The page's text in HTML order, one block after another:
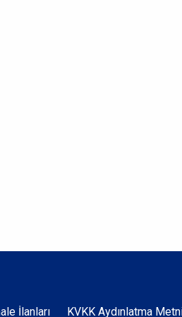
İlanları KVKK Aydınlatma